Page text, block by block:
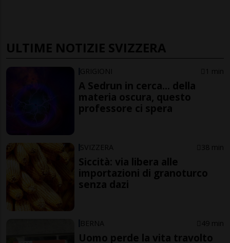
ULTIME NOTIZIE SVIZZERA
GRIGIONI 1 min
A Sedrun in cerca... della
materia oscura, questo
professore ci spera
SVIZZERA 38 min
Siccità: via libera alle
importazioni di granoturco
senza dazi
BERNA 49 min
Uomo perde la vita travolto